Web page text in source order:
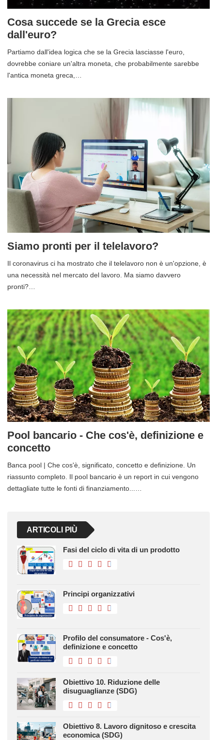
Cosa succede se la Grecia esce
dall'euro?
Partiamo dall'idea logica che se la Grecia lasciasse l'euro,
dovrebbe coniare un'altra moneta, che probabilmente sarebbe
l'antica moneta greca,…
Siamo pronti per il telelavoro?
Il coronavirus ci ha mostrato che il telelavoro non è un'opzione, è
una necessità nel mercato del lavoro. Ma siamo davvero
pronti?…
Pool bancario - Che cos'è, definizione e
concetto
Banca pool | Che cos'è, significato, concetto e definizione. Un
riassunto completo. Il pool bancario è un report in cui vengono
dettagliate tutte le fonti di finanziamento...…
ARTICOLI PIÙ
Fasi del ciclo di vita di un prodotto
Principi organizzativi
Profilo del consumatore - Cos'è,
definizione e concetto
Obiettivo 10. Riduzione delle
disuguaglianze (SDG)
Obiettivo 8. Lavoro dignitoso e crescita
economica (SDG)